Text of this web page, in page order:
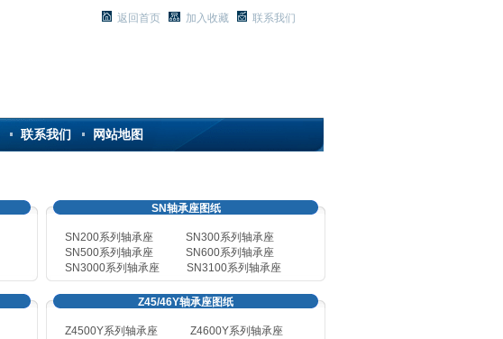
联系我们 网站地图
返回首页 加入收藏 联系我们
SN轴承座图纸
SN200系列轴承座 SN300系列轴承座
SN500系列轴承座 SN600系列轴承座
SN3000系列轴承座 SN3100系列轴承座
Z45/46Y轴承座图纸
Z4500Y系列轴承座 Z4600Y系列轴承座